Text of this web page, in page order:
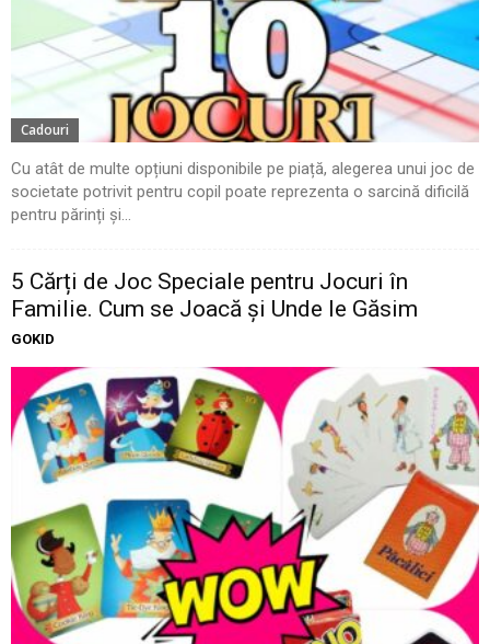
Cadouri
Cu atât de multe opțiuni disponibile pe piață, alegerea unui joc de
societate potrivit pentru copil poate reprezenta o sarcină dificilă
pentru părinți și...
5 Cărți de Joc Speciale pentru Jocuri în
Familie. Cum se Joacă și Unde le Găsim
GOKID